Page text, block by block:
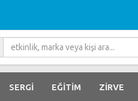
SERGİ EĞİTİM ZİRVE